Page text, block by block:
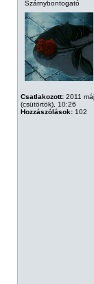
Szárnybontogató
Csatlakozott: 2011
(csütörtök), 10:26
Hozzászólások: 102